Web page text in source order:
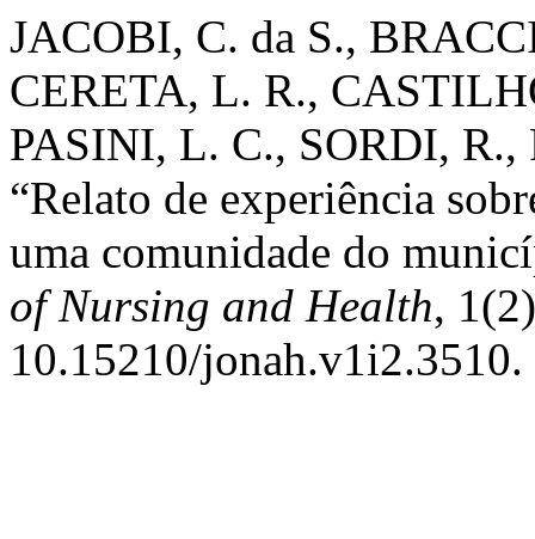
JACOBI, C. da S.,
CERETA, L. R.,
PASINI, L. C., SORDI, R.,
“Relato de experiência
uma comunidade do
of Nursing and Health,
10.15210/jonah.v1i2.3510.